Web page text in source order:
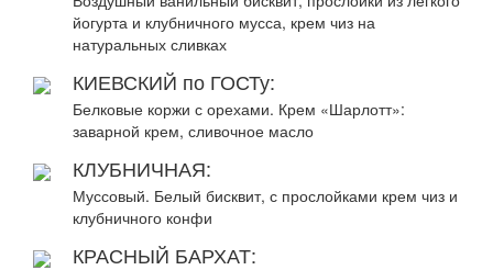
йогурта и клубничного мусса, крем чиз на
натуральных сливках
КИЕВСКИЙ по ГОСТу:
Белковые коржи с орехами. Крем «Шарлотт»:
заварной крем, сливочное масло
КЛУБНИЧНАЯ:
Муссовый. Белый бисквит, с прослойками крем чиз и
клубничного конфи
КРАСНЫЙ БАРХАТ: